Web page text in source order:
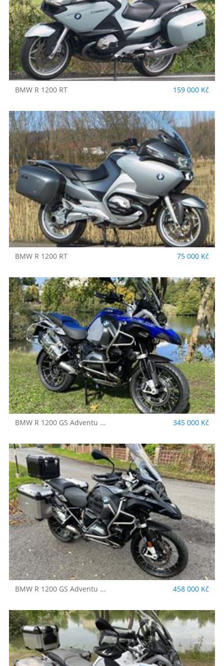
BMW R 1200 RT 159 000 Kč
BMW R 1200 RT 75 000 Kč
BMW R 1200 GS Adventu ... 345 000 Kč
BMW R 1200 GS Adventu ... 458 000 Kč